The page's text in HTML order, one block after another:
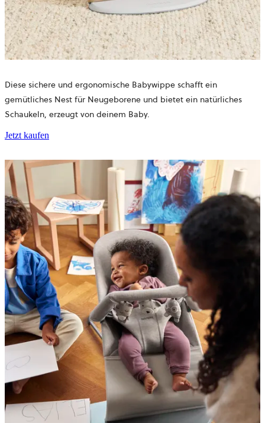
Diese sichere und ergonomische Babywippe schafft ein
gemütliches Nest für Neugeborene und bietet ein natürliches
Schaukeln, erzeugt von deinem Baby.
Jetzt kaufen